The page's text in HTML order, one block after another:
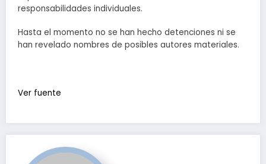
responsabilidades individuales.
Hasta el momento no se han hecho detenciones ni se
han revelado nombres de posibles autores materiales.
Ver fuente